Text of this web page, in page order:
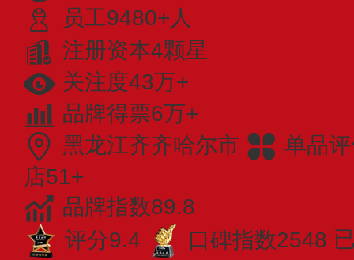
员工9480+人
注册资本4颗星
关注度43万+
品牌得票6万+
黑龙江齐齐哈尔市
单品
店51+
品牌指数89.8
评分9.4
口碑指数2548